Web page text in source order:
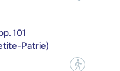
101
Patrie)
?